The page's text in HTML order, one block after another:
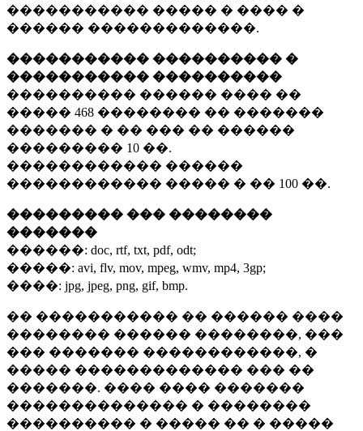
����������� ����� � ���� �
������ �������������.
����������� ���������� �
����������� ����������
���������� ������ ���� ��
����� 468 �������� �� �������
������� � �� ��� �� ������
��������� 10 ��.
������������ ������
������������ ����� � �� 100 ��.
��������� ��� ��������
�������
������: doc, rtf, txt, pdf, odt;
�����: avi, flv, mov, mpeg, wmv, mp4, 3gp;
����: jpg, jpeg, png, gif, bmp.
�� ����������� �� ������ ����
�������� ������ ��������, ���
��� ������� ������������, �
����� ������������� ��� ��
�������. ���� ���� �������
�������������� � ��������
���������� � ����� �� � �����